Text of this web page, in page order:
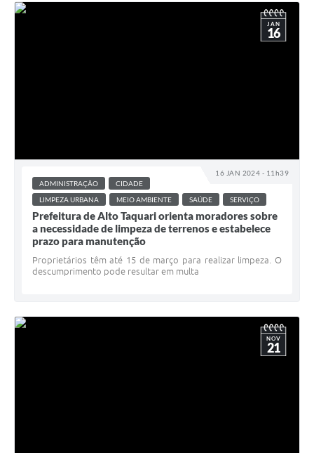
16 JAN 2024 - 11h39
JAN
16
ADMINISTRAÇÃO
CIDADE
LIMPEZA URBANA
MEIO AMBIENTE SAÚDE SERVIÇO
Prefeitura de Alto Taquari orienta moradores sobre
a necessidade de limpeza de terrenos e estabelece
prazo para manutenção
Proprietários têm até 15 de março para realizar limpeza. O
descumprimento pode resultar em multa
NOV
21